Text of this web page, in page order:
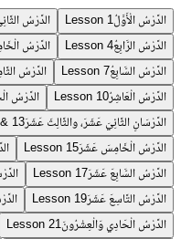
الدَّرْسُ الْأَوَّلُ Lesson 1 الدَّرْسُ
الدَّرْسُ الرَّابِعُLesson 4 الدَّرْسُ
الدَّرْسُ السَّابِعُLesson 7 الدَّرْسُ
الدَّرْسُ الْعَاشِرُLesson 10 الدَّرْسُ
الدَّرْسَانِ الثَّانِيَ عَشَرَ، والثَّالِثَ عَشَرَ13
الدَّرْسُ الْخَامِسَ عَشَرَLesson 15
الدَّرْسُ السَّابِعَ عَشَرَLesson 17
الدَّرْسُ التَّاسِعَ عَشَرَLesson 19
الدَّرْسُ الْحَادِي وَالْعِشْرُونَ Lesson 21